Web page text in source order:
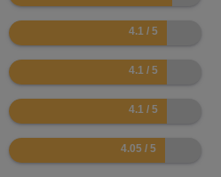
8.2
8.2
8.2
8.1